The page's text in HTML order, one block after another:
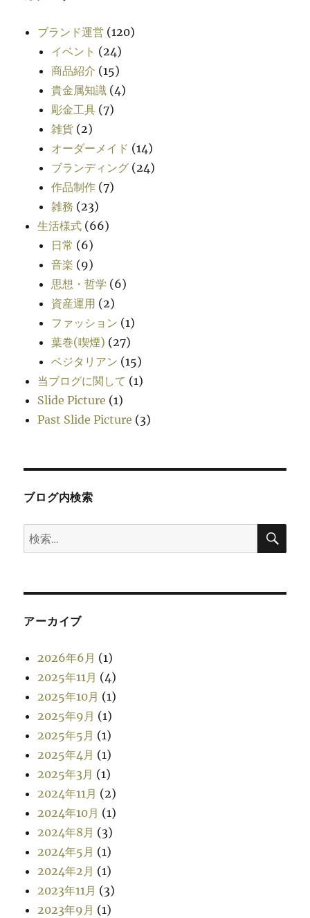
ブランド運営 (120)
イベント (24)
商品紹介 (15)
貴金属知識 (4)
彫金工具 (7)
雑貨 (2)
オーダーメイド (14)
ブランディング (24)
作品制作 (7)
雑務 (23)
生活様式 (66)
日常 (6)
音楽 (9)
思想・哲学 (6)
資産運用 (2)
ファッション (1)
葉巻(喫煙) (27)
ベジタリアン (15)
当ブログに関して (1)
Slide Picture (1)
Past Slide Picture (3)
ブログ内検索
検
索:
検
アーカイブ
2026年6月 (1)
2025年11月 (4)
2025年10月 (1)
2025年9月 (1)
2025年5月 (1)
2025年4月 (1)
2025年3月 (1)
2024年11月 (2)
2024年10月 (1)
2024年8月 (3)
2024年5月 (1)
2024年2月 (1)
2023年11月 (3)
2023年9月 (1)